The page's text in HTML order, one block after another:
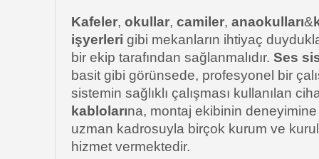
Kafeler, okullar, camiler, anaokulları&
işyerleri gibi mekanların ihtiyaç
bir ekip tarafından sağlanmalıdır. Ses
basit gibi görünsede, profesyonel bir
sistemin sağlıklı çalışması kullanılan
kablolarına, montaj ekibinin deneyimine
uzman kadrosuyla birçok kurum ve
hizmet vermektedir.